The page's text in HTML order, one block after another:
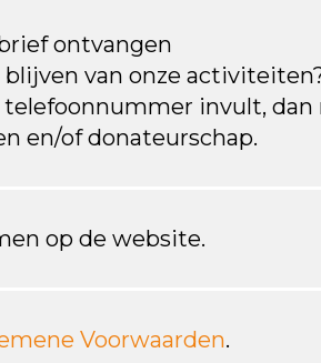
ontvangen
van onze
invult, dan
en/of donateurschap.
op de website.
Voorwaarden.